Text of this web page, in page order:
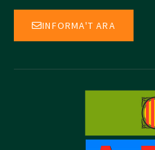
INFORMA'T ARA